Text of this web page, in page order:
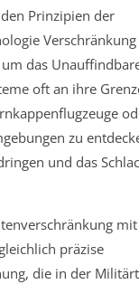
Prinzipien der
das
oft an ihre
zu
und das
mit
präzise
die in der